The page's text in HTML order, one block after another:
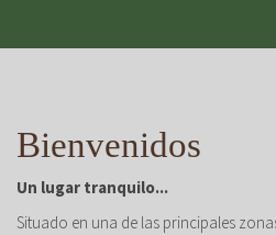
Bienvenidos
Un lugar tranquilo...
Situado en una de las principales